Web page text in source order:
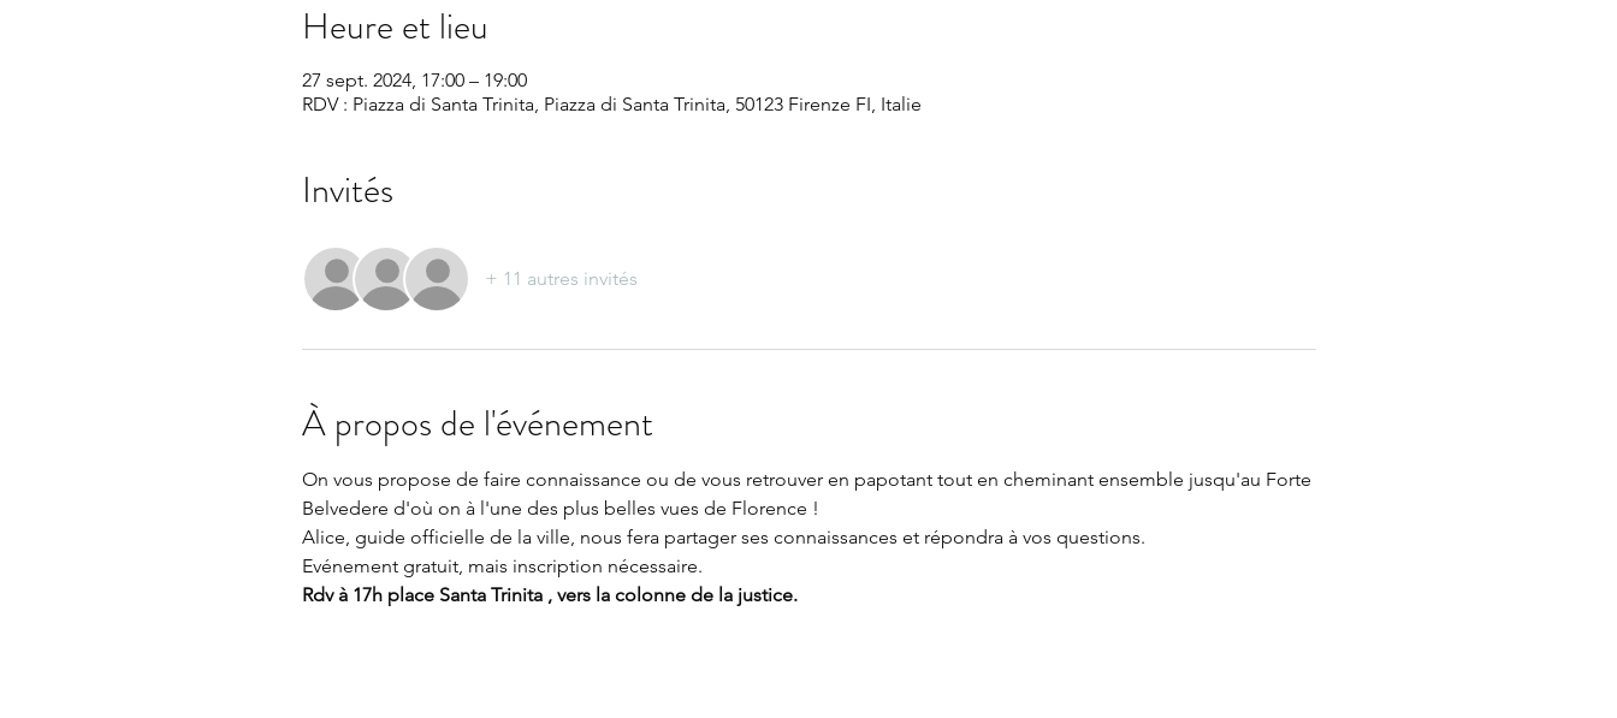
Heure et lieu
27 sept. 2024, 17:00 – 19:00
RDV : Piazza di Santa Trinita, Piazza di Santa Trinita, 50123 Firenze FI, Italie
Invités
+ 11 autres invités
À propos de l'événement
On vous propose de faire connaissance ou de vous retrouver en papotant tout en cheminant ensemble jusqu'au Forte
Belvedere d'où on à l'une des plus belles vues de Florence !
Alice, guide officielle de la ville, nous fera partager ses connaissances et répondra à vos questions.
Evénement gratuit, mais inscription nécessaire.
Rdv à 17h place Santa Trinita , vers la colonne de la justice.